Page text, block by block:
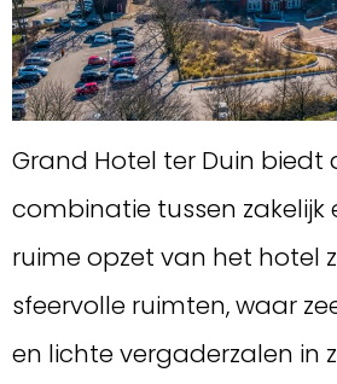
Grand Hotel ter Duin biedt
combinatie tussen zakelijk
ruime opzet van het hotel
sfeervolle ruimten, waar
en lichte vergaderzalen in